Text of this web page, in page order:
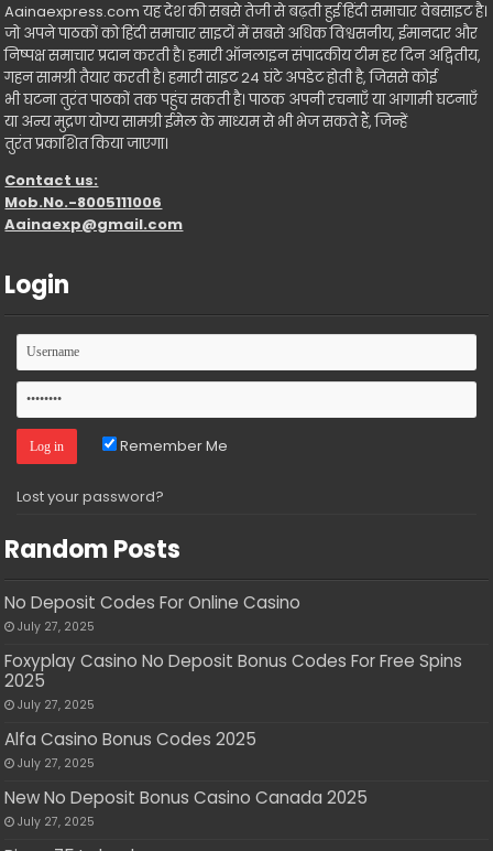
Aainaexpress.com यह देश की सबसे तेजी से बढ़ती हुई हिंदी समाचार वेबसाइट है।
जो अपने पाठकों को हिंदी समाचार साइटों में सबसे अधिक विश्वसनीय, ईमानदार और
निष्पक्ष समाचार प्रदान करती है। हमारी ऑनलाइन संपादकीय टीम हर दिन अद्वितीय,
गहन सामग्री तैयार करती है। हमारी साइट 24 घंटे अपडेट होती है, जिससे कोई
भी घटना तुरंत पाठकों तक पहुंच सकती है। पाठक अपनी रचनाएँ या आगामी घटनाएँ
या अन्य मुद्रण योग्य सामग्री ईमेल के माध्यम से भी भेज सकते हैं, जिन्हें
तुरंत प्रकाशित किया जाएगा।
Contact us:
Mob.No.-8005111006
Aainaexp@gmail.com
Login
Remember Me
Lost your password?
Random Posts
No Deposit Codes For Online Casino
July 27, 2025
Foxyplay Casino No Deposit Bonus Codes For Free Spins
2025
July 27, 2025
Alfa Casino Bonus Codes 2025
July 27, 2025
New No Deposit Bonus Casino Canada 2025
July 27, 2025